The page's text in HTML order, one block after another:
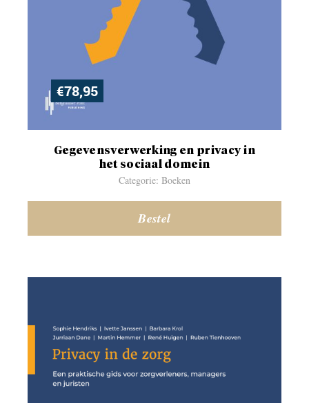
€78,95
Gegevensverwerking en privacy in
het sociaal domein
Categorie: Boeken
Bestel